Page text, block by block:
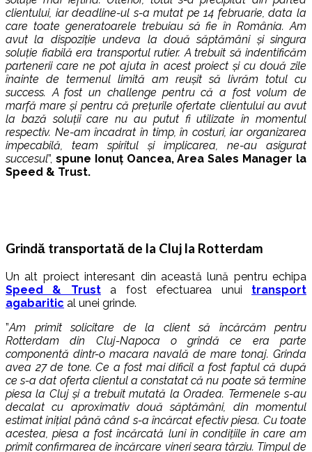
clientului, iar deadline-ul s-a mutat pe 14 februarie, data la
care toate generatoarele trebuiau să fie în România. Am
avut la dispoziție undeva la două săptămâni și singura
soluție fiabilă era transportul rutier. A trebuit să indentificăm
partenerii care ne pot ajuta în acest proiect și cu două zile
înainte de termenul limită am reușit să livrăm totul cu
success. A fost un challenge pentru că a fost volum de
marfă mare și pentru că prețurile ofertate clientului au avut
la bază soluții care nu au putut fi utilizate în momentul
respectiv. Ne-am încadrat în timp, în costuri, iar organizarea
impecabilă, team spiritul și implicarea, ne-au asigurat
succesul”, spune Ionuț Oancea, Area Sales Manager la
Speed & Trust.
Grindă transportată de la Cluj la Rotterdam
Un alt proiect interesant din această lună pentru echipa
Speed & Trusta fost efectuarea unui transport
agabaritic al unei grinde.
”Am primit solicitare de la client să încărcăm pentru
Rotterdam din Cluj-Napoca o grindă ce era parte
componentă dintr-o macara navală de mare tonaj. Grinda
avea 27 de tone. Ce a fost mai dificil a fost faptul că după
ce s-a dat oferta clientul a constatat că nu poate să termine
piesa la Cluj și a trebuit mutată la Oradea. Termenele s-au
decalat cu aproximativ două săptămâni, din momentul
estimat inițial până când s-a încărcat efectiv piesa. Cu toate
acestea, piesa a fost încărcată luni în condițiile în care am
primit confirmarea de încărcare vineri seara târziu. Timpul de